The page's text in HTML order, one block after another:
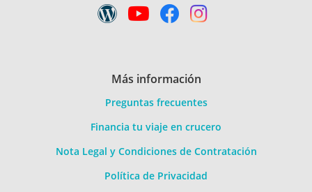
Más información
Preguntas frecuentes
Financia tu viaje en crucero
Nota Legal y Condiciones de Contratación
Política de Privacidad